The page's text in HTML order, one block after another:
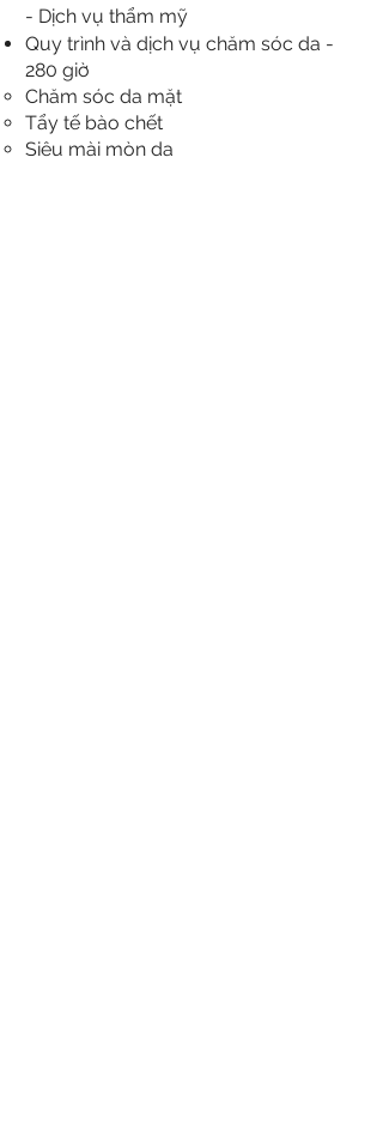
- Dịch vụ thẩm mỹ
Quy trình và dịch vụ chăm sóc da -
280 giờ
Chăm sóc da mặt
Tẩy tế bào chết
Siêu mài mòn da